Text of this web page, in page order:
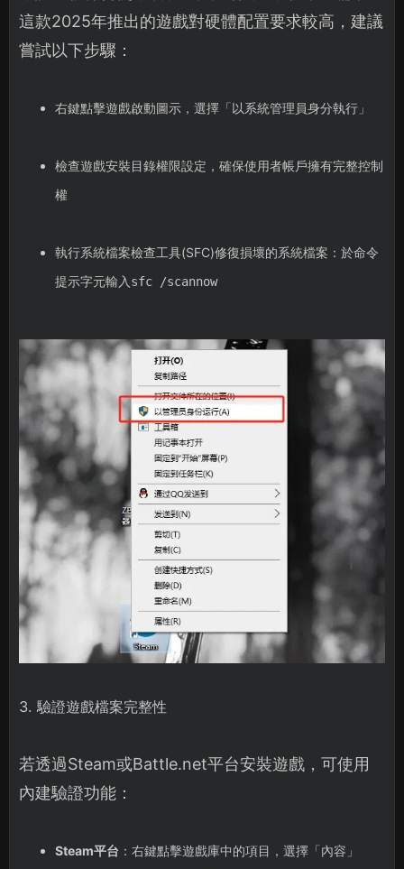
這款2025年推出的遊戲對硬體配置要求較高，建議
嘗試以下步驟：
右鍵點擊遊戲啟動圖示，選擇「以系統管理員身分執行」
檢查遊戲安裝目錄權限設定，確保使用者帳戶擁有完整控制
權
執行系統檔案檢查工具(SFC)修復損壞的系統檔案：於命令
提示字元輸入 sfc /scannow
3. 驗證遊戲檔案完整性
若透過Steam或Battle.net平台安裝遊戲，可使用
內建驗證功能：
Steam平台 ：右鍵點擊遊戲庫中的項目，選擇「內容」